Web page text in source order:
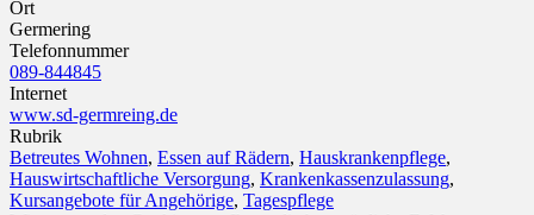
Ort
Germering
Telefonnummer
089-844845
Internet
www.sd-germreing.de
Rubrik
Betreutes Wohnen, Essen auf Rädern, Hauskrankenpflege,
Hauswirtschaftliche Versorgung, Krankenkassenzulassung,
Kursangebote für Angehörige, Tagespflege